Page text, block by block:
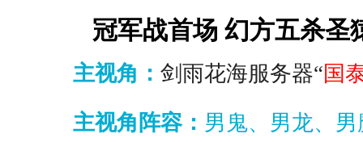
冠军战首场 幻方五杀圣
主视角：剑雨花海服务器“国
主视角阵容： 男鬼、男龙、